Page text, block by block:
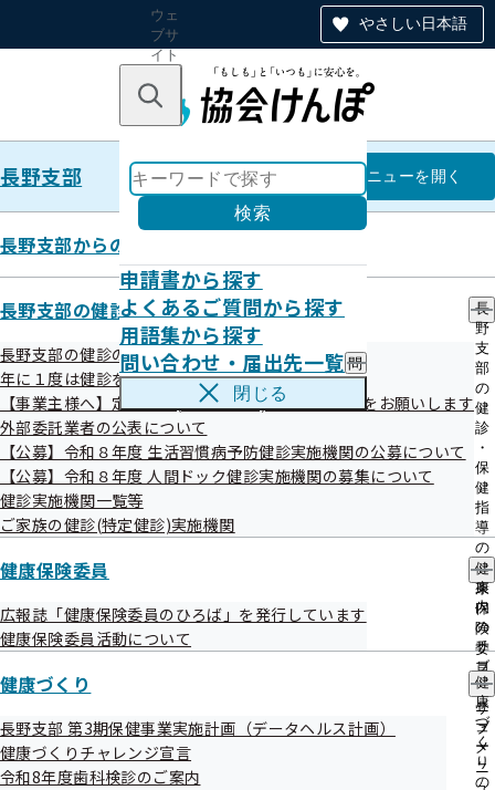
やさしい日本語
ウェ
ブサ
イト
のナ
ン
キーワードで探す
検索
申請書から探す
よくあるご質問から探す
用語集から探す
問い合わせ・届出先一覧 問
い
せ
・
届
一
ブ
閉じる
長野支部 長野支部
メニューを開く
長野支部からのお知らせ
長野支部の健診・保健指導のご案内
長
野
支
部
の
健
診
・
保
健
指
導
の
ご
案
内
の
サ
ブ
メ
ニ
ュ
ー
長野支部の健診のご案内
年に１度は健診を！ 健診特集コーナー
【事業主様へ】定期健診(事業者健診)結果のご提供をお願いします
外部委託業者の公表について
【公募】令和８年度 生活習慣病予防健診実施機関の公募について
【公募】令和８年度 人間ドック健診実施機関の募集について
健診実施機関一覧等
ご家族の健診(特定健診)実施機関
健康保険委員
健
康
保
険
委
員
の
サ
ブ
メ
ニ
広報誌「健康保険委員のひろば」を発行しています
健康保険委員活動について
健康づくり
健
康
づ
く
り
の
長野支部 第3期保健事業実施計画（データヘルス計画）
健康づくりチャレンジ宣言
令和8年度歯科検診のご案内
令和07年11月
お知らせ
令和07年11月28日
第138回全国健康保険協会運営委員会の資料を掲載しました
令和07年11月27日
協会けんぽマイナンバー専用ダイヤルにお電話いただく前に
確認をお願いいたします
令和07年11月25日
長野支部の統計情報を更新しました（令和7年7月分）